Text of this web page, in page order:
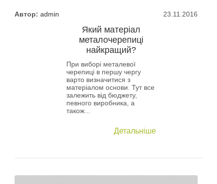
23.11.2016
Автор: admin
Який матеріал
металочерепиці
найкращий?
При виборі металевої
черепиці в першу чергу
варто визначитися з
матеріалом основи. Тут все
залежить від бюджету,
певного виробника, а
також...
Детальніше